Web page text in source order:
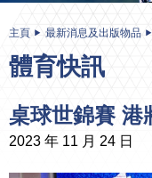
主頁 最新消息及出版物品
體育快訊
桌球世錦賽 港
2023 年 11 月 24 日